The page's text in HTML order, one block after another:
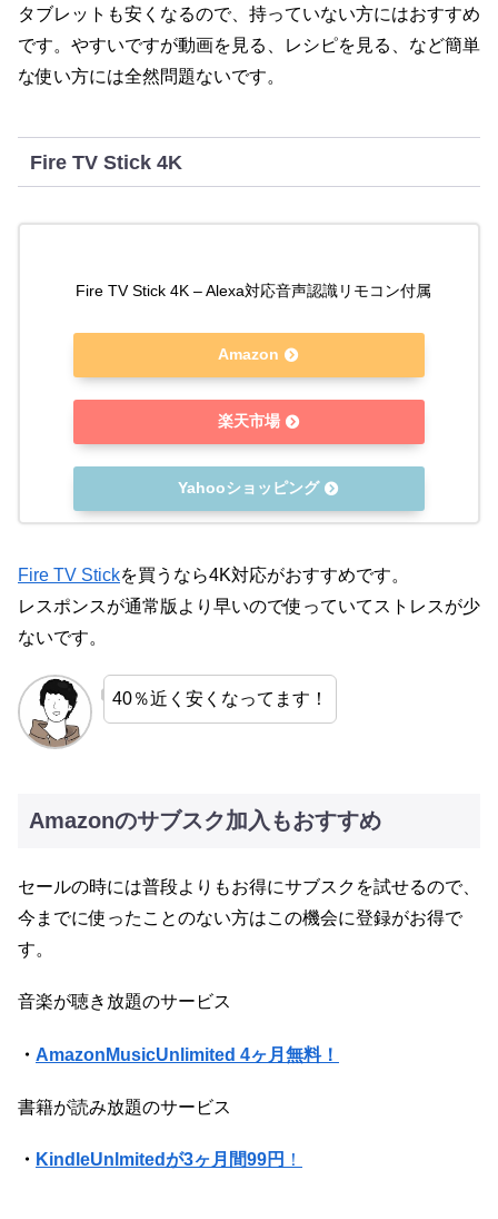
タブレットも安くなるので、持っていない方にはおすすめ
です。やすいですが動画を見る、レシピを見る、など簡単
な使い方には全然問題ないです。
Fire TV Stick 4K
Fire TV Stick 4K – Alexa対応音声認識リモコン付属
Amazon
楽天市場
Yahooショッピング
Fire TV Stickを買うなら4K対応がおすすめです。
レスポンスが通常版より早いので使っていてストレスが少
ないです。
40％近く安くなってます！
Amazonのサブスク加入もおすすめ
セールの時には普段よりもお得にサブスクを試せるので、
今までに使ったことのない方はこの機会に登録がお得で
す。
音楽が聴き放題のサービス
・ AmazonMusicUnlimited 4ヶ月無料！
書籍が読み放題のサービス
・ KindleUnlmitedが3ヶ月間99円 ！